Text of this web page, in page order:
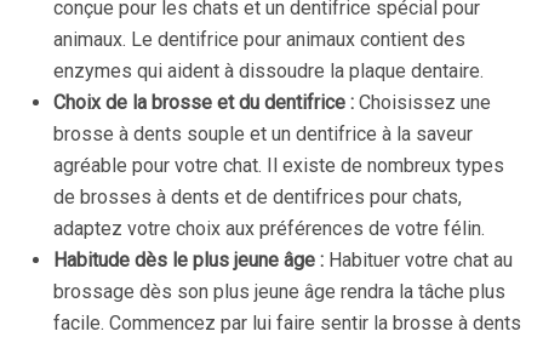
conçue pour les chats et un dentifrice spécial pour
animaux. Le dentifrice pour animaux contient des
enzymes qui aident à dissoudre la plaque dentaire.
Choix de la brosse et du dentifrice : Choisissez une
brosse à dents souple et un dentifrice à la saveur
agréable pour votre chat. Il existe de nombreux types
de brosses à dents et de dentifrices pour chats,
adaptez votre choix aux préférences de votre félin.
Habitude dès le plus jeune âge : Habituer votre chat au
brossage dès son plus jeune âge rendra la tâche plus
facile. Commencez par lui faire sentir la brosse à dents